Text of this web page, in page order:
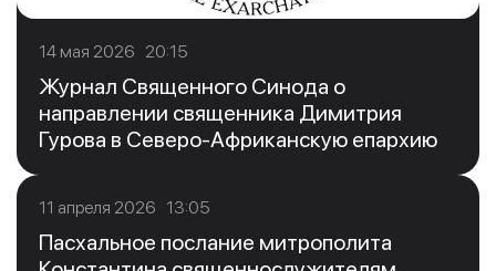
14 мая 2026 20:15
Журнал Священного Синода о
направлении священника Димитрия
Гурова в Северо-Африканскую епархию
11 апреля 2026 13:05
Пасхальное послание митрополита